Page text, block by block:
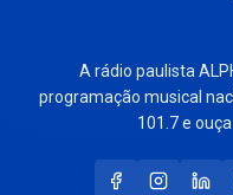
A rádio paulista
programação musical
101.7 e